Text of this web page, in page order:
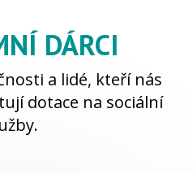
DÁRCI
a lidé, kteří nás
dotace na sociální